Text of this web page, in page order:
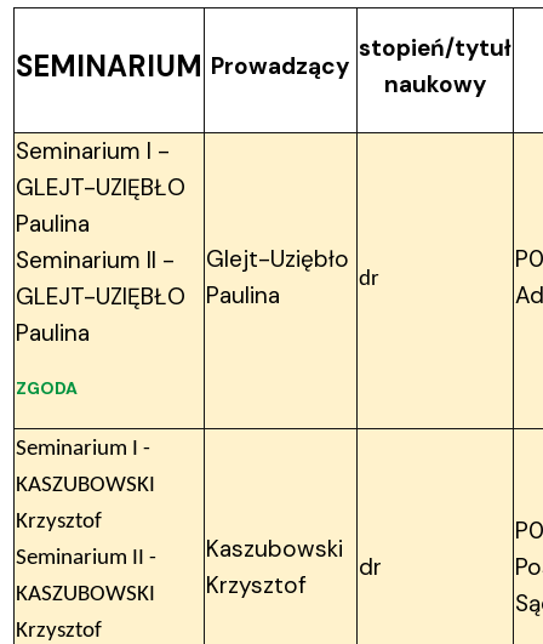
SEMINARIUM Prowadzący
stopień/tytuł
naukowy
Seminarium I -
GLEJT-UZIĘBŁO
Paulina
Seminarium II -
GLEJT-UZIĘBŁO
Paulina
ZGODA
Glejt-Uziębło
Paulina
dr
Seminarium I -
KASZUBOWSKI
Krzysztof
Seminarium II -
KASZUBOWSKI
Krzysztof
Kaszubowski
Krzysztof
dr